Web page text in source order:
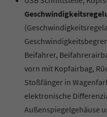
Beifahrer,
vorn mit Kopfairbag,
Stoßfänger in
elektronische
Außenspiegelgehäuse